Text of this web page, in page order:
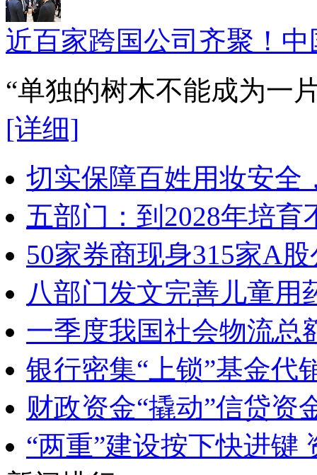
近百家跨国公司齐聚！
“单独的树木不能成为一
[详细]
切实保障百姓用妆安全
五部门：到2028年培
50家券商现身315家A
八部门发文完善儿童用
一季度我国社会物流总
银行密集“上锁”基金代
财政资金“撬动”信贷资
“两重”建设按下快进键